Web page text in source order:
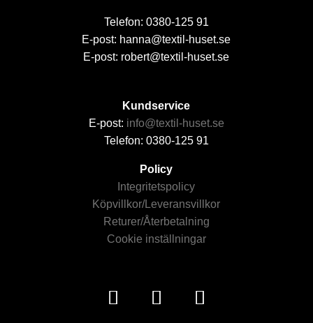
Telefon: 0380-125 91
E-post: hanna@textil-huset.se
E-post: robert@textil-huset.se
Kundservice
E-post: info@textil-huset.se
Telefon: 0380-125 91
Policy
Integritetspolicy
Köpvillkor/Leveransvillkor
Returer/Återbetalning
Cookie inställningar